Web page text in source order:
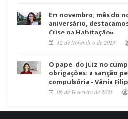
Em novembro, mês do
aniversário,
Crise na Habitação»
12 de Novembro de 2023
O papel do juiz no
obrigações: a sanção
compulsória - Vânia
06 de Fevereiro de 2023